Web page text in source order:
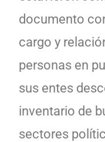
documento
cargo y
personas en
sus entes
inventario de
sectores